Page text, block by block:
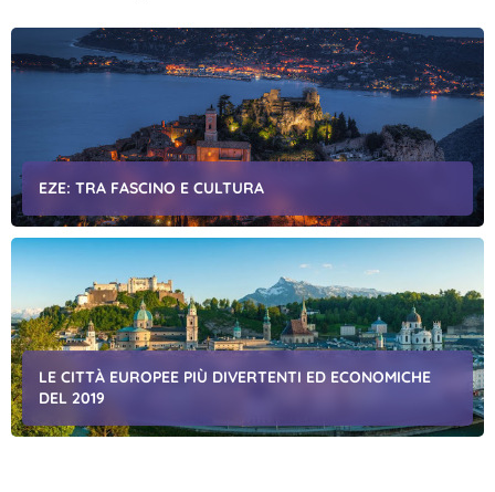
EZE: TRA FASCINO E CULTURA
LE CITTÀ EUROPEE PIÙ DIVERTENTI ED ECONOMICHE
DEL 2019